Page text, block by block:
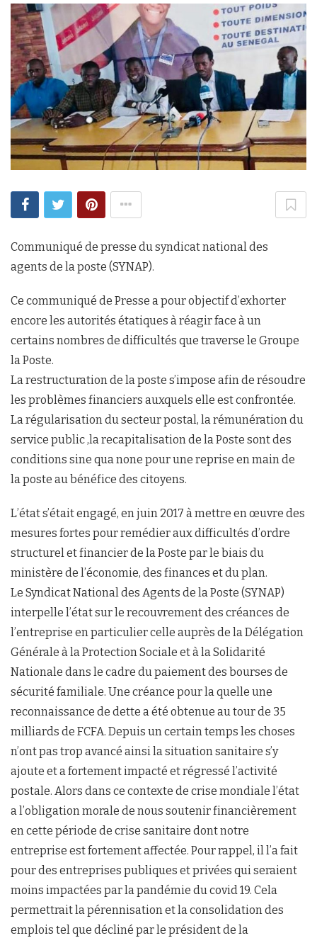
Communiqué de presse du syndicat national des
agents de la poste (SYNAP).
Ce communiqué de Presse a pour objectif d’exhorter
encore les autorités étatiques à réagir face à un
certains nombres de difficultés que traverse le Groupe
la Poste.
La restructuration de la poste s’impose afin de résoudre
les problèmes financiers auxquels elle est confrontée.
La régularisation du secteur postal, la rémunération du
service public ,la recapitalisation de la Poste sont des
conditions sine qua none pour une reprise en main de
la poste au bénéfice des citoyens.
L’état s’était engagé, en juin 2017 à mettre en œuvre des
mesures fortes pour remédier aux difficultés d’ordre
structurel et financier de la Poste par le biais du
ministère de l’économie, des finances et du plan.
Le Syndicat National des Agents de la Poste (SYNAP)
interpelle l’état sur le recouvrement des créances de
l’entreprise en particulier celle auprès de la Délégation
Générale à la Protection Sociale et à la Solidarité
Nationale dans le cadre du paiement des bourses de
sécurité familiale. Une créance pour la quelle une
reconnaissance de dette a été obtenue au tour de 35
milliards de FCFA. Depuis un certain temps les choses
n’ont pas trop avancé ainsi la situation sanitaire s’y
ajoute et a fortement impacté et régressé l’activité
postale. Alors dans ce contexte de crise mondiale l’état
a l’obligation morale de nous soutenir financièrement
en cette période de crise sanitaire dont notre
entreprise est fortement affectée. Pour rappel, il l’a fait
pour des entreprises publiques et privées qui seraient
moins impactées par la pandémie du covid 19. Cela
permettrait la pérennisation et la consolidation des
emplois tel que décliné par le président de la